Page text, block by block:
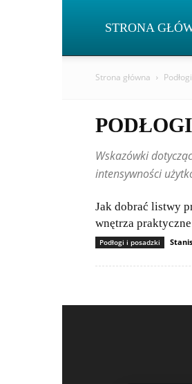
STRONA
Strona główna
Wskazówki
intensywności
Jak dobrać listwy
wnętrza
Podłogi i posadzki